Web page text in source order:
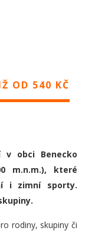
OD 540 KČ
v obci Benecko
m.n.m.), které
i zimní sporty.
rodiny, skupiny či